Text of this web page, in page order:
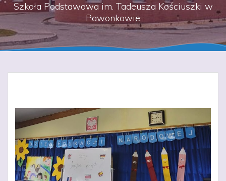
Szkoła Podstawowa im. Tadeusza Kościuszki w
Pawonkowie